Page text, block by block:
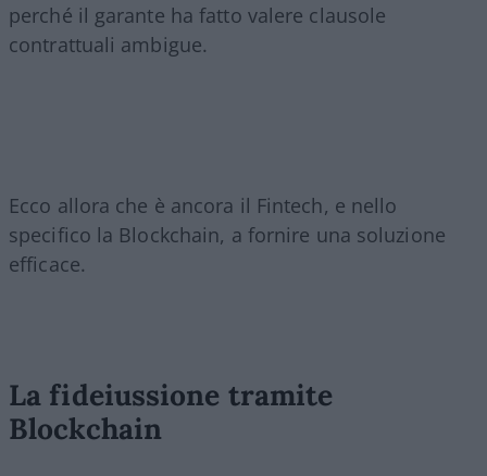
perché il garante ha fatto valere clausole
contrattuali ambigue.
Ecco allora che è ancora il Fintech, e nello
specifico la Blockchain, a fornire una soluzione
efficace.
La fideiussione tramite
Blockchain